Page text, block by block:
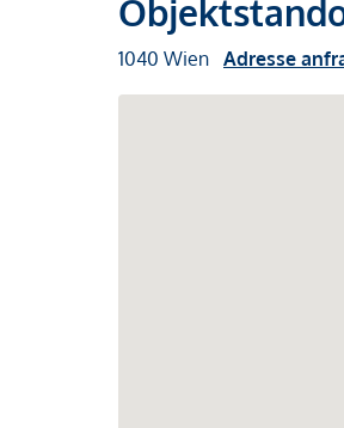
1040 Wien Adresse